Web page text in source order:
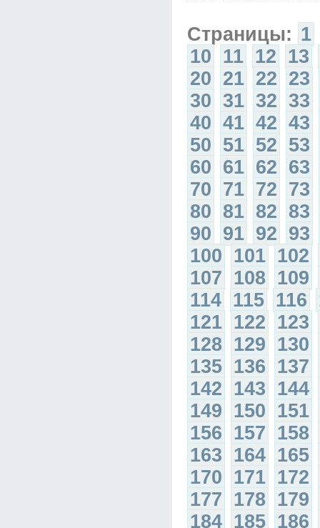
Страницы: 1
10 11 12 13
20 21 22 23
30 31 32 33
40 41 42 43
50 51 52 53
60 61 62 63
70 71 72 73
80 81 82 83
90 91 92 93
100 101 102
107 108 109
114 115 116
121 122 123
128 129 130
135 136 137
142 143 144
149 150 151
156 157 158
163 164 165
170 171 172
177 178 179
184 185 186